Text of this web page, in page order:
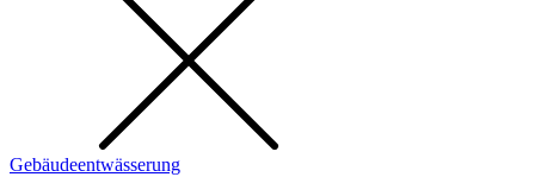
Gebäudeentwässerung